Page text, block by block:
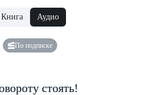
Книга Аудио
По подписке
стоять!